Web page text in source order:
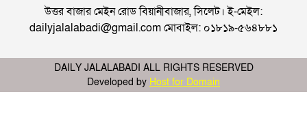
উত্তর বাজার মেইন রোড বিয়ানীবাজার, সিলেট। ই-মেইল:
dailyjalalabadi@gmail.com মোবাইল: ০১৮১৯-৫৬৪৮৮১
DAILY JALALABADI ALL RIGHTS RESERVED
Developed by Host for Domain